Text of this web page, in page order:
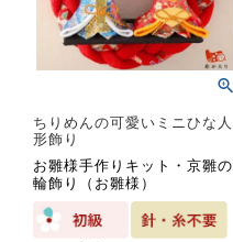
ちりめんの可愛いミニひな人
形飾り
お雛様手作りキット・京雛の
輪飾り（お雛様）